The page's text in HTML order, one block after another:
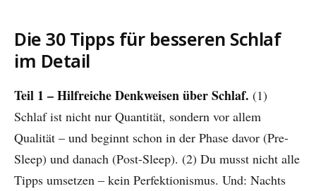
Die 30 Tipps für besseren Schlaf
im Detail
Teil 1 – Hilfreiche Denkweisen über Schlaf. (1)
Schlaf ist nicht nur Quantität, sondern vor allem
Qualität – und beginnt schon in der Phase davor (Pre-
Sleep) und danach (Post-Sleep). (2) Du musst nicht alle
Tipps umsetzen – kein Perfektionismus. Und: Nachts